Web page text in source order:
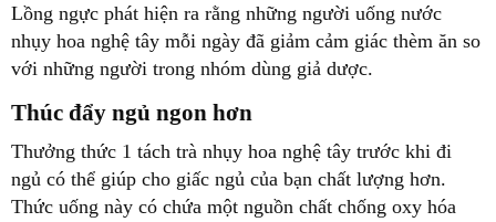
Lồng ngực phát hiện ra rằng những người uống nước
nhụy hoa nghệ tây mỗi ngày đã giảm cảm giác thèm ăn so
với những người trong nhóm dùng giả dược.
Thúc đẩy ngủ ngon hơn
Thưởng thức 1 tách trà nhụy hoa nghệ tây trước khi đi
ngủ có thể giúp cho giấc ngủ của bạn chất lượng hơn.
Thức uống này có chứa một nguồn chất chống oxy hóa